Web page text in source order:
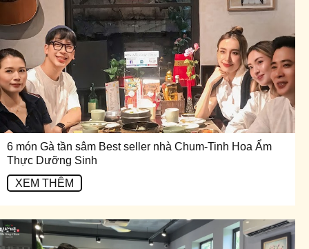
6 món Gà tần sâm Best seller nhà Chum-Tinh Hoa Ẩm
Thực Dưỡng Sinh
XEM THÊM